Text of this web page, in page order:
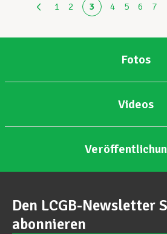
1 2 3 4 5 6 7
Fotos
Videos
Den LCGB-Newsletter
abonnieren